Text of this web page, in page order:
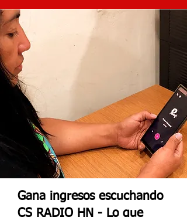
Gana ingresos escuchando
CS RADIO HN - Lo que